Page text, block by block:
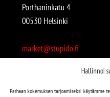
Hallinnoi
Parhaan kokemuksen tarjoamiseksi käytämme
Porthaninkatu 4
00530 Helsinki
market@stupido.fi
Avoinna: